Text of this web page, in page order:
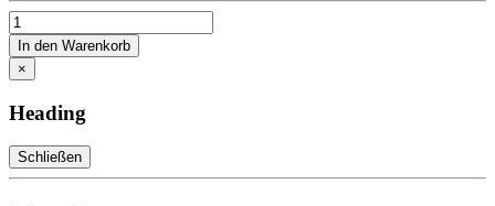
In den Warenkorb
×
Heading
Schließen